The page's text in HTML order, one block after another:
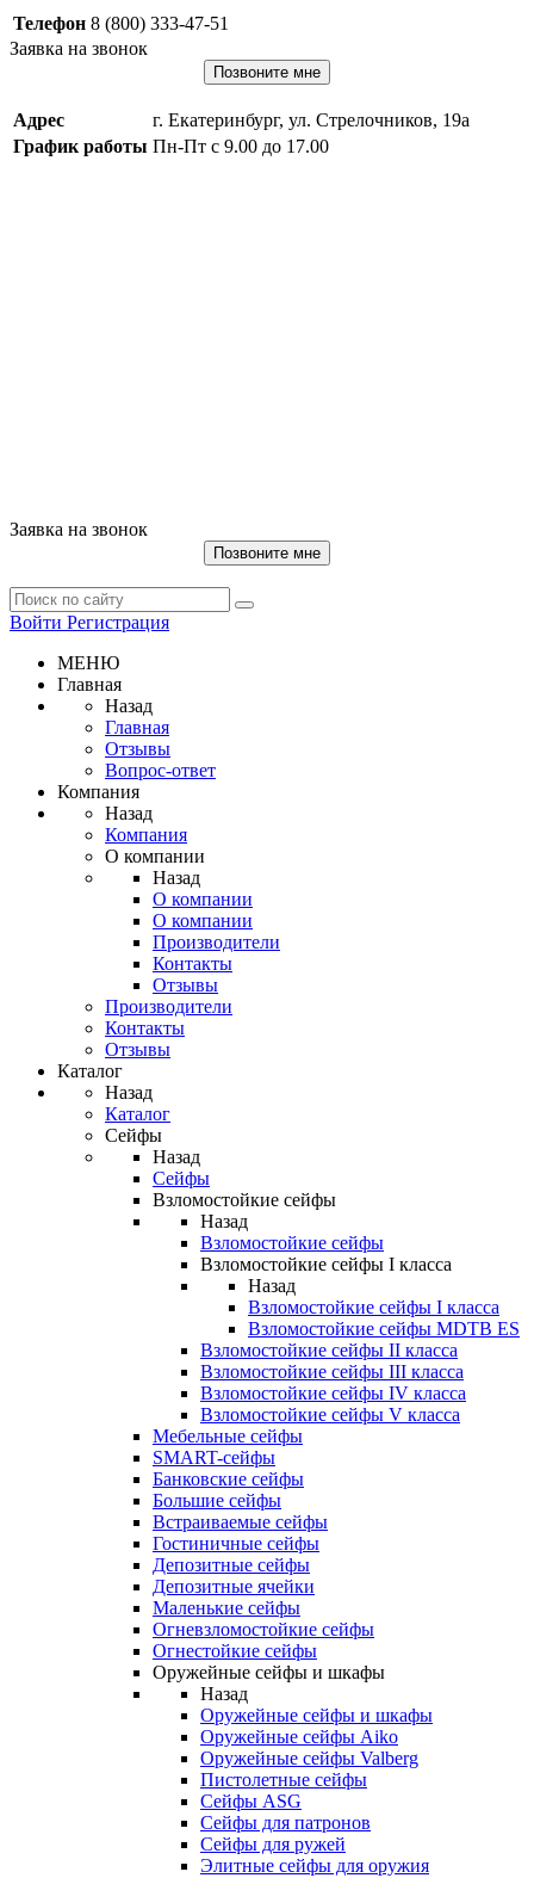
Телефон 8 (800) 333-47-51
Заявка на звонок
Позвоните мне
Адрес
г. Екатеринбург, ул. Стрелочников, 19а
График работы Пн-Пт с 9.00 до 17.00
Заявка на звонок
Позвоните мне
Войти Регистрация
МЕНЮ
Главная
Назад
Главная
Отзывы
Вопрос-ответ
Компания
Назад
Компания
О компании
Назад
О компании
О компании
Производители
Контакты
Отзывы
Производители
Контакты
Отзывы
Каталог
Назад
Каталог
Сейфы
Назад
Сейфы
Взломостойкие сейфы
Назад
Взломостойкие сейфы
Взломостойкие сейфы I класса
Назад
Взломостойкие сейфы I класса
Взломостойкие сейфы MDTB ES
Взломостойкие сейфы II класса
Взломостойкие сейфы III класса
Взломостойкие сейфы IV класса
Взломостойкие сейфы V класса
Мебельные сейфы
SMART-сейфы
Банковские сейфы
Большие сейфы
Встраиваемые сейфы
Гостиничные сейфы
Депозитные сейфы
Депозитные ячейки
Маленькие сейфы
Огневзломостойкие сейфы
Огнестойкие сейфы
Оружейные сейфы и шкафы
Назад
Оружейные сейфы и шкафы
Оружейные сейфы Aiko
Оружейные сейфы Valberg
Пистолетные сейфы
Сейфы ASG
Сейфы для патронов
Сейфы для ружей
Элитные сейфы для оружия